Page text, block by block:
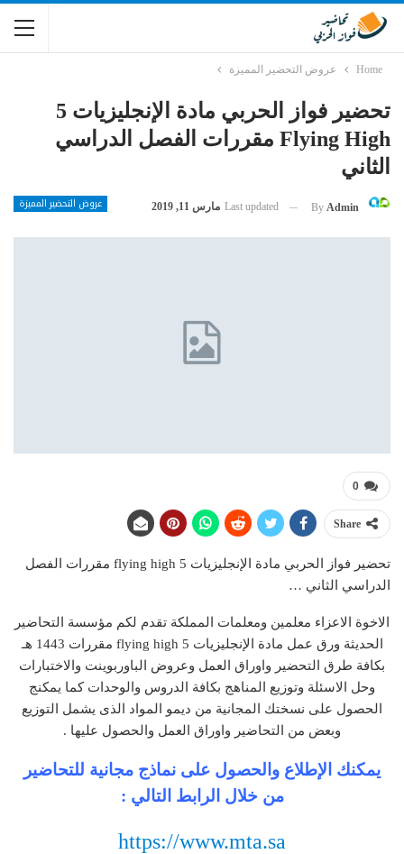
Home عروض التحضير المميزة
تحضير فواز الحربي مادة الإنجليزيات 5
Flying High مقررات الفصل الدراسي
الثاني
عروض التحضير المميزة By Admin
Last updated مارس 11, 2019
0
Share
تحضير فواز الحربي مادة الإنجليزيات 5 flying high مقررات الفصل
الدراسي الثاني …
الاخوة الاعزاء معلمين ومعلمات المملكة تقدم لكم مؤسسة التحاضير
الحديثة ورق عمل مادة الإنجليزيات 5 flying high مقررات 1443 هـ
بكافة طرق التحضير واوراق العمل وعروض الباوربوينت والاختبارات
وحل الاسئلة وتوزيع المناهج بكافة الدروس والوحدات كما يمكنج
الحصول على نسختك المجانية من ديمو المواد الذى يشمل التوزيع
وبعض من التحاضير واوراق العمل والحصول عليها .
يمكنك الإطلاع والحصول على نماذج مجانية للتحاضير
من خلال الرابط التالي :
https://www.mta.sa